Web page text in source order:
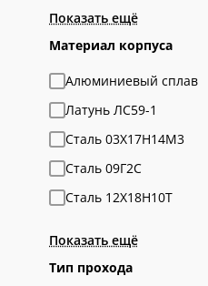
Показать ещё
Материал корпуса
Алюминиевый сплав
Латунь ЛС59-1
Сталь 03Х17Н14М3
Сталь 09Г2С
Сталь 12Х18Н10Т
Показать ещё
Тип прохода